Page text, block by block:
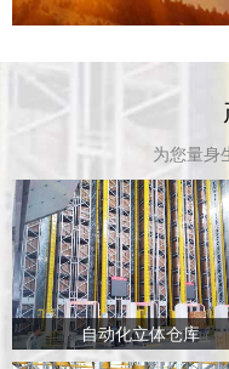
为您量身
自动化立体仓库